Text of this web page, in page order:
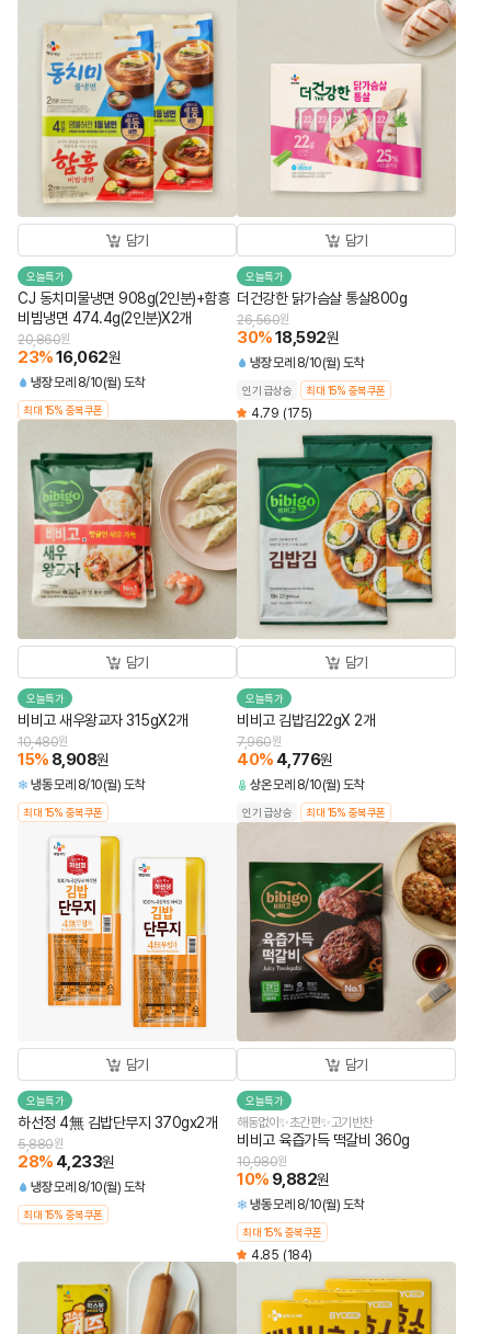
담기
오늘특가
CJ 동치미물냉면 908g(2인분)+함흥
비빔냉면 474.4g(2인분)X2개
20,860원
23%16,062원
냉장모레 8/10(월) 도착
최대 15% 중복쿠폰
담기
오늘특가
더건강한 닭가슴살 통살800g
26,560원
30%18,592원
냉장모레 8/10(월) 도착
인기 급상승 최대 15% 중복쿠폰
4.79 (175)
담기
오늘특가
비비고 새우왕교자 315gX2개
10,480원
15% 8,908원
냉동모레 8/10(월) 도착
최대 15% 중복쿠폰
담기
오늘특가
비비고 김밥김22gX 2개
7,960원
40% 4,776원
상온모레 8/10(월) 도착
인기 급상승 최대 15% 중복쿠폰
담기
오늘특가
하선정 4無 김밥단무지 370gx2개
5,880원
28% 4,233원
냉장모레 8/10(월) 도착
최대 15% 중복쿠폰
담기
오늘특가
해동없이✨초간편✨고기반찬
비비고 육즙가득 떡갈비 360g
10,980원
10% 9,882원
냉동모레 8/10(월) 도착
최대 15% 중복쿠폰
4.85 (184)